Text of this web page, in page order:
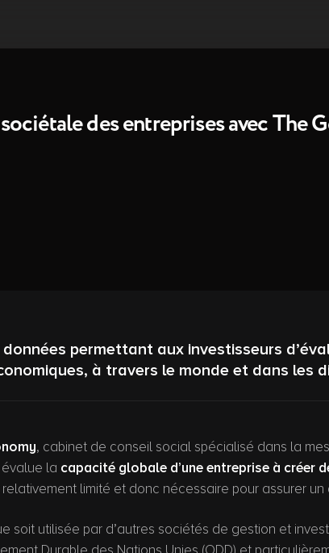
des entreprises avec The
permettant aux investisseurs
à travers le monde et dans
, cabinet de conseil social spécialisé dans la
évalue la capacité globale d’une entreprise à créer
limité et donc nécessaire pour assurer
soit utilisée par d’autres sociétés de gestion et